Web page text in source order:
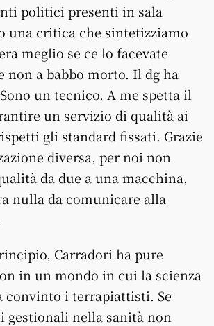
politici presenti in sala
una critica che sintetizziamo
meglio se ce lo facevate
non a babbo morto. Il dg ha
un tecnico. A me spetta il
un servizio di qualità ai
gli standard fissati. Grazie
diversa, per noi non
da due a una macchina,
nulla da comunicare alla
Carradori ha pure
in un mondo in cui la scienza
convinto i terrapiattisti. Se
gestionali nella sanità non